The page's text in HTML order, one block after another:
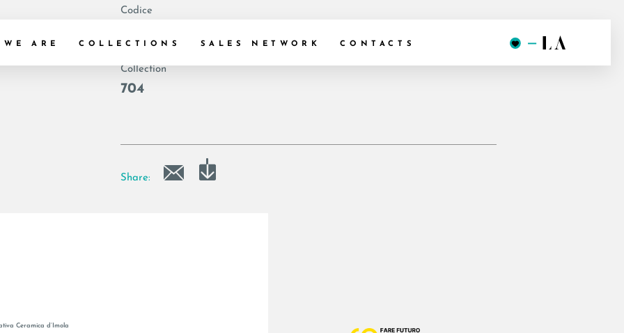
WE ARE COLLECTIONS SALES NETWORK CONTACTS
Codice
Collection
704
Share:
Ceramica d’Imola